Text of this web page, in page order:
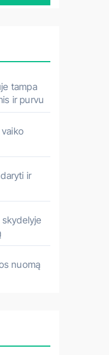
tampa
ir purvu
ir
nuomą